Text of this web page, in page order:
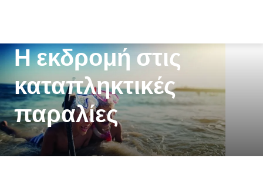
Η εκδρομή στις
καταπληκτικές
παραλίες